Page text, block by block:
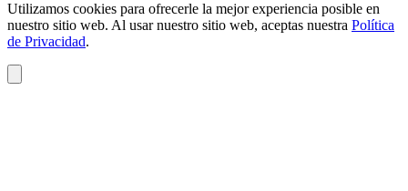
Utilizamos cookies para ofrecerle la mejor experiencia posible en
nuestro sitio web. Al usar nuestro sitio web, aceptas nuestra Política
de Privacidad.